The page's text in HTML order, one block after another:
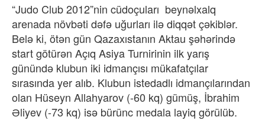
“Judo Club 2012”nin cüdoçuları beynəlxalq
arenada növbəti dəfə uğurları ilə diqqət çəkiblər.
Belə ki, ötən gün Qazaxıstanın Aktau şəhərində
start götürən Açıq Asiya Turnirinin ilk yarış
günündə klubun iki idmançısı mükafatçılar
sırasında yer alıb. Klubun istedadlı idmançılarından
olan Hüseyn Allahyarov (-60 kq) gümüş, İbrahim
Əliyev (-73 kq) isə bürünc medala layiq görülüb.